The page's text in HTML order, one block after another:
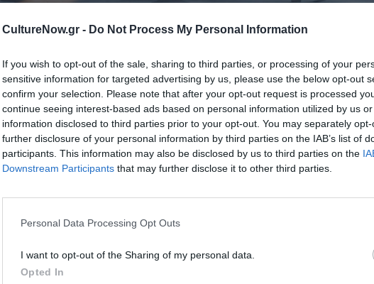
CultureNow.gr - Do Not Process My Personal Information
If you wish to opt-out of the sale, sharing to third parties, or processing of your
sensitive information for targeted advertising by us, please use the below opt-out
confirm your selection. Please note that after your opt-out request is processed
continue seeing interest-based ads based on personal information utilized by us
information disclosed to third parties prior to your opt-out. You may separately
further disclosure of your personal information by third parties on the IAB’s list of
participants. This information may also be disclosed by us to third parties on the
Downstream Participants that may further disclose it to other third parties.
Personal Data Processing Opt Outs
I want to opt-out of the Sharing of my personal data.
Opted In
Γιόνας Κάουφμαν θα δώσει για πρώτη φορά ρεσιτάλ στο Ωδείο